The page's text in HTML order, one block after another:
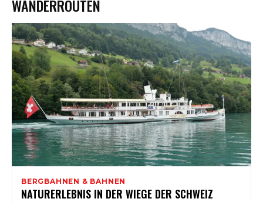
WANDERROUTEN
BERGBAHNEN & BAHNEN
NATURERLEBNIS IN DER WIEGE DER SCHWEIZ